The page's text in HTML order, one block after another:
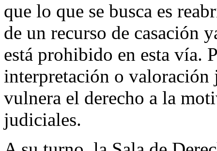
que lo que se busca es
de un recurso de casación
está prohibido en esta vía.
interpretación o
vulnera el derecho a la
judiciales.